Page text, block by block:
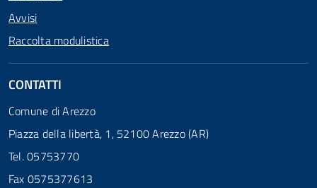
Avvisi
Raccolta modulistica
CONTATTI
Comune di Arezzo
Piazza della libertà, 1, 52100 Arezzo (AR)
Tel. 05753770
Fax 0575377613